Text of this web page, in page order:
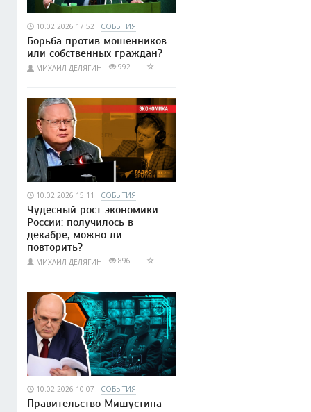
10.02.2026 17:52 СОБЫТИЯ
Борьба против мошенников
или собственных граждан?
МИХАИЛ ДЕЛЯГИН 992
10.02.2026 15:11 СОБЫТИЯ
Чудесный рост экономики
России: получилось в
декабре, можно ли
повторить?
МИХАИЛ ДЕЛЯГИН 896
10.02.2026 10:07 СОБЫТИЯ
Правительство Мишустина